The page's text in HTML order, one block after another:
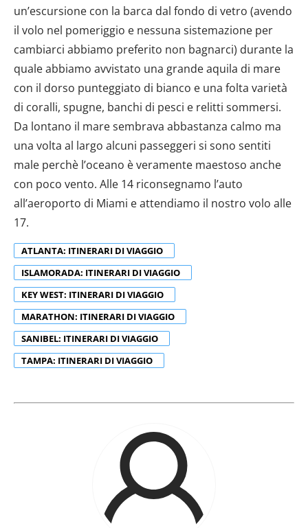
un’escursione con la barca dal fondo di vetro (avendo
il volo nel pomeriggio e nessuna sistemazione per
cambiarci abbiamo preferito non bagnarci) durante la
quale abbiamo avvistato una grande aquila di mare
con il dorso punteggiato di bianco e una folta varietà
di coralli, spugne, banchi di pesci e relitti sommersi.
Da lontano il mare sembrava abbastanza calmo ma
una volta al largo alcuni passeggeri si sono sentiti
male perchè l’oceano è veramente maestoso anche
con poco vento. Alle 14 riconsegnamo l’auto
all’aeroporto di Miami e attendiamo il nostro volo alle
17.
ATLANTA: ITINERARI DI VIAGGIO
ISLAMORADA: ITINERARI DI VIAGGIO
KEY WEST: ITINERARI DI VIAGGIO
MARATHON: ITINERARI DI VIAGGIO
SANIBEL: ITINERARI DI VIAGGIO
TAMPA: ITINERARI DI VIAGGIO